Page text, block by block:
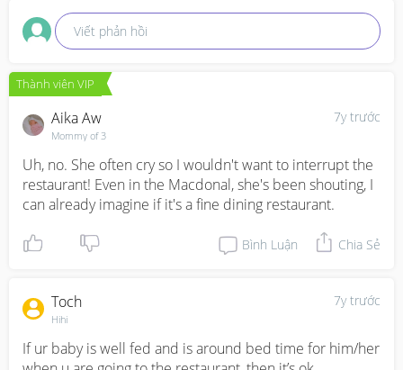
Viết phản hồi
Thành viên VIP
7y trước
Aika Aw
Mommy of 3
Uh, no. She often cry so I wouldn't want to interrupt the
restaurant! Even in the Macdonal, she's been shouting, I
can already imagine if it's a fine dining restaurant.
Bình Luận Chia Sẻ
7y trước
Toch
Hihi
If ur baby is well fed and is around bed time for him/her